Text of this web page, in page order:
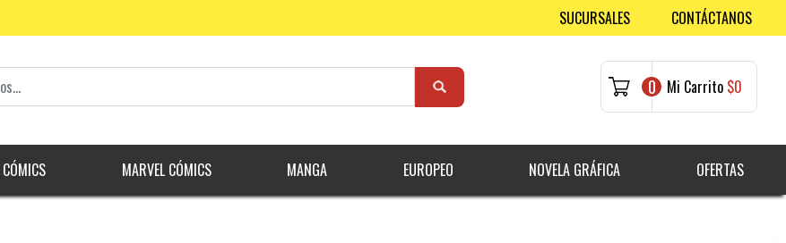
SUCURSALES CONTÁCTANOS
0 Mi Carrito $0
MARVEL CÓMICS MANGA EUROPEO NOVELA GRÁFICA OFERTAS